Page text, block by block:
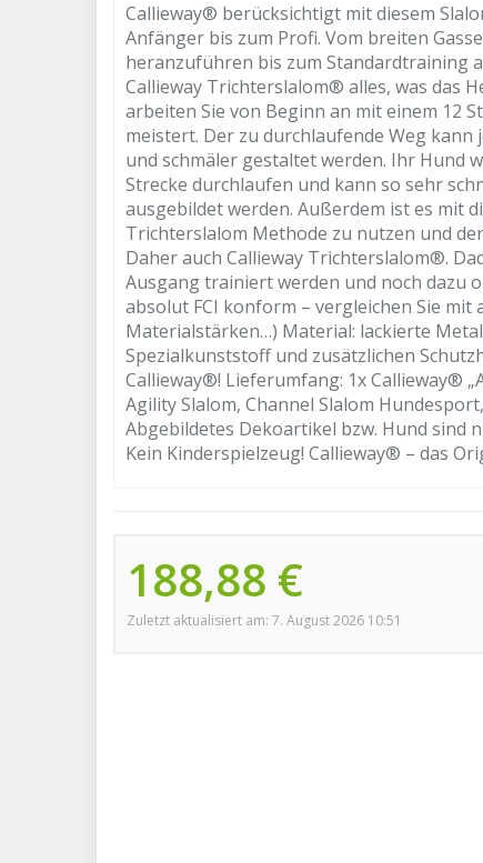
Callieway® berücksichtigt mit diesem
Anfänger bis zum Profi. Vom breiten
heranzuführen bis zum Standardtraining
Callieway Trichterslalom® alles, was das
arbeiten Sie von Beginn an mit einem 12
meistert. Der zu durchlaufende Weg
und schmäler gestaltet werden. Ihr Hund
Strecke durchlaufen und kann so sehr
ausgebildet werden. Außerdem ist es mit
Trichterslalom Methode zu nutzen und
Daher auch Callieway Trichterslalom®.
Ausgang trainiert werden und noch dazu
absolut FCI konform – vergleichen Sie
Materialstärken…) Material: lackierte
Spezialkunststoff und zusätzlichen
Callieway®! Lieferumfang: 1x Callieway®
Agility Slalom, Channel Slalom
Abgebildetes Dekoartikel bzw. Hund sind
Kein Kinderspielzeug! Callieway® – das
188,88 €
Zuletzt aktualisiert am: 7. August 2026 10:51